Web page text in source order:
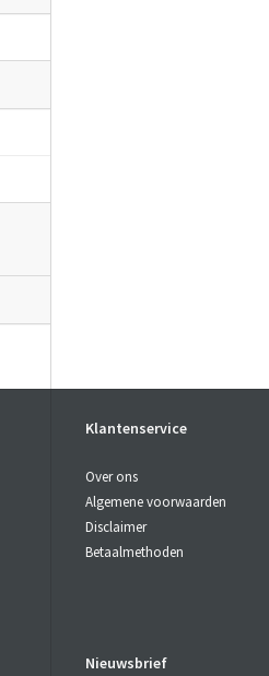
Klantenservice
Over ons
Algemene voorwaarden
Disclaimer
Betaalmethoden
Nieuwsbrief